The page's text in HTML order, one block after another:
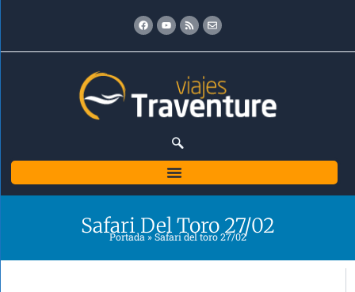
Facebook
Youtube
Rss Envelope
Safari Del Toro 27/02
Portada»Safari del toro 27/02